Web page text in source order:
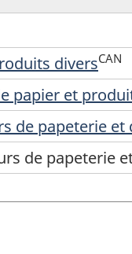
diversCAN
papier et
de papeterie
de papeterie